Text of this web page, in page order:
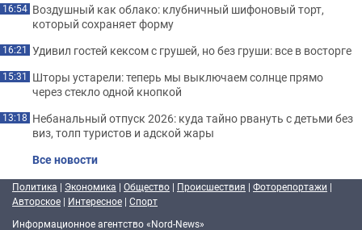
16:54 Воздушный как облако: клубничный шифоновый торт,
который сохраняет форму
16:21 Удивил гостей кексом с грушей, но без груши: все в восторге
15:31 Шторы устарели: теперь мы выключаем солнце прямо
через стекло одной кнопкой
13:18 Небанальный отпуск 2026: куда тайно рвануть с детьми без
виз, толп туристов и адской жары
Все новости
Политика | Экономика | Общество | Происшествия | Фоторепортажи |
Авторское | Интересное | Спорт
Информационное агентство «Nord-News»